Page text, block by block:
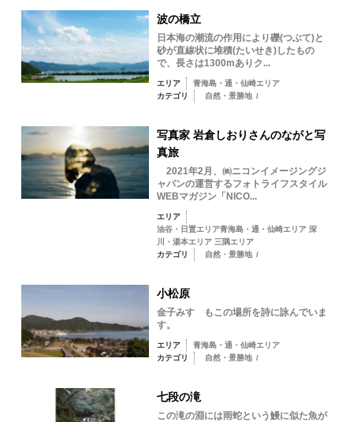
波の橋立
日本海の潮流の作用により礫(つぶて)と
砂が直線状に堆積(たいせき)したもの
で、長さは1300mありク...
エリア
青海島・通・仙崎エリア
カテゴリ
自然・景勝地 /
写真家 岩倉しおりさんのながと写
真旅
2021年2月、㈱ニコンイメージングジ
ャパンの運営するフォトライフスタイル
WEBマガジン「NICO...
エリア
油谷・日置エリア青海島・通・仙崎エリア 深
川・湯本エリア 三隅エリア
カテゴリ
自然・景勝地 /
小松原
金子みすゞもこの場所を詩に詠んでいま
す。
エリア
青海島・通・仙崎エリア
カテゴリ
自然・景勝地 /
七段の滝
この滝の淵には雨蛇という鰻に似た魚が